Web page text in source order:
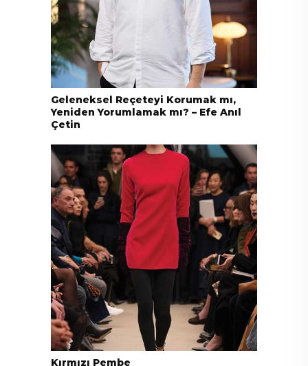
Geleneksel Reçeteyi Korumak mı,
Yeniden Yorumlamak mı? – Efe Anıl
Çetin
Kırmızı Pembe